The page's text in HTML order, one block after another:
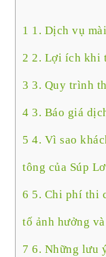
1 1. Dịch vụ
2 2. Lợi ích khi
3 3. Quy trình
4 3. Báo giá
5 4. Vì sao
tông của Súp
6 5. Chi phí thi
tố ảnh hưởng
7 6. Những lưu